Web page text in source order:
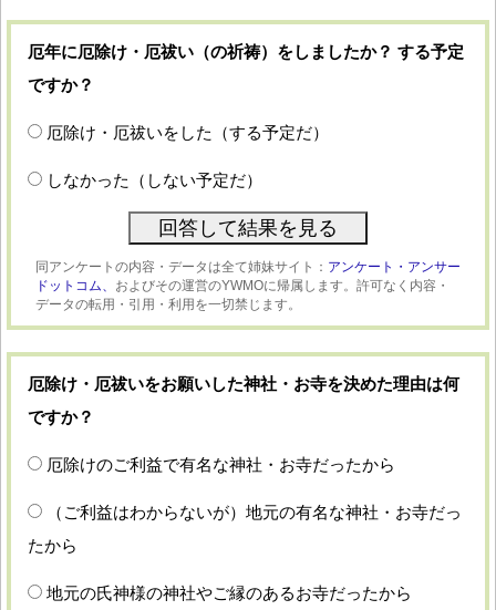
厄年に厄除け・厄祓い（の祈祷）をしましたか？ する予定
ですか？
厄除け・厄祓いをした（する予定だ）
しなかった（しない予定だ）
同アンケートの内容・データは全て姉妹サイト： アンケート・アンサー
ドットコム、 およびその運営のYWMOに帰属します。許可なく内容・
データの転用・引用・利用を一切禁じます。
厄除け・厄祓いをお願いした神社・お寺を決めた理由は何
ですか？
厄除けのご利益で有名な神社・お寺だったから
（ご利益はわからないが）地元の有名な神社・お寺だっ
たから
地元の氏神様の神社やご縁のあるお寺だったから